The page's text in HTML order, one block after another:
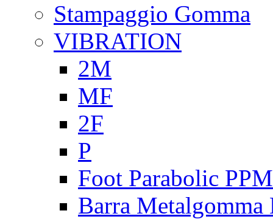
Stampaggio Gomma
VIBRATION
2M
MF
2F
P
Foot Parabolic PPM
Barra Metalgomma